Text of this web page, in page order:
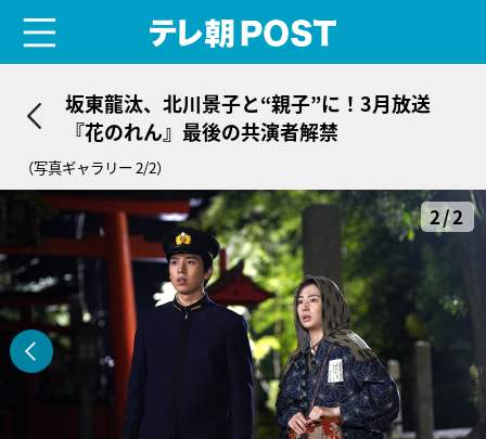
坂東龍汰、北川景子と“親子”に！3月放送
『花のれん』最後の共演者解禁
（写真ギャラリー 2/2）
2/2